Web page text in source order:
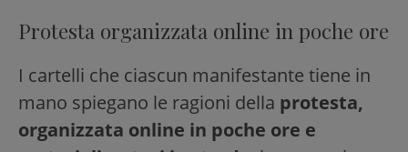
Protesta organizzata online in poche ore
I cartelli che ciascun manifestante tiene in
mano spiegano le ragioni della protesta,
organizzata online in poche ore e